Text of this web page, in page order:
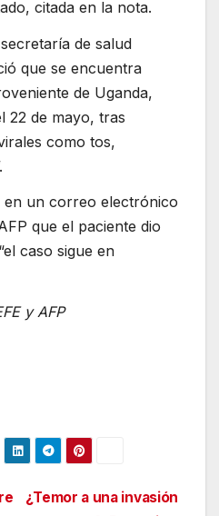
citada en la nota.
de salud
que se encuentra
de Uganda,
22 de mayo, tras
como tos,
en un correo electrónico
que el paciente dio
caso sigue en
y AFP
¿Temor a una invasión